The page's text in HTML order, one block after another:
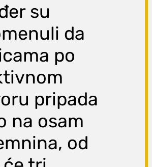
su
da
po
pripada
na osam
od